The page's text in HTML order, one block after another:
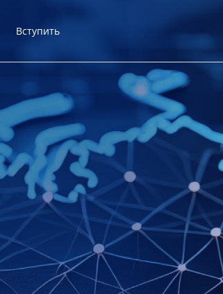
Вступить